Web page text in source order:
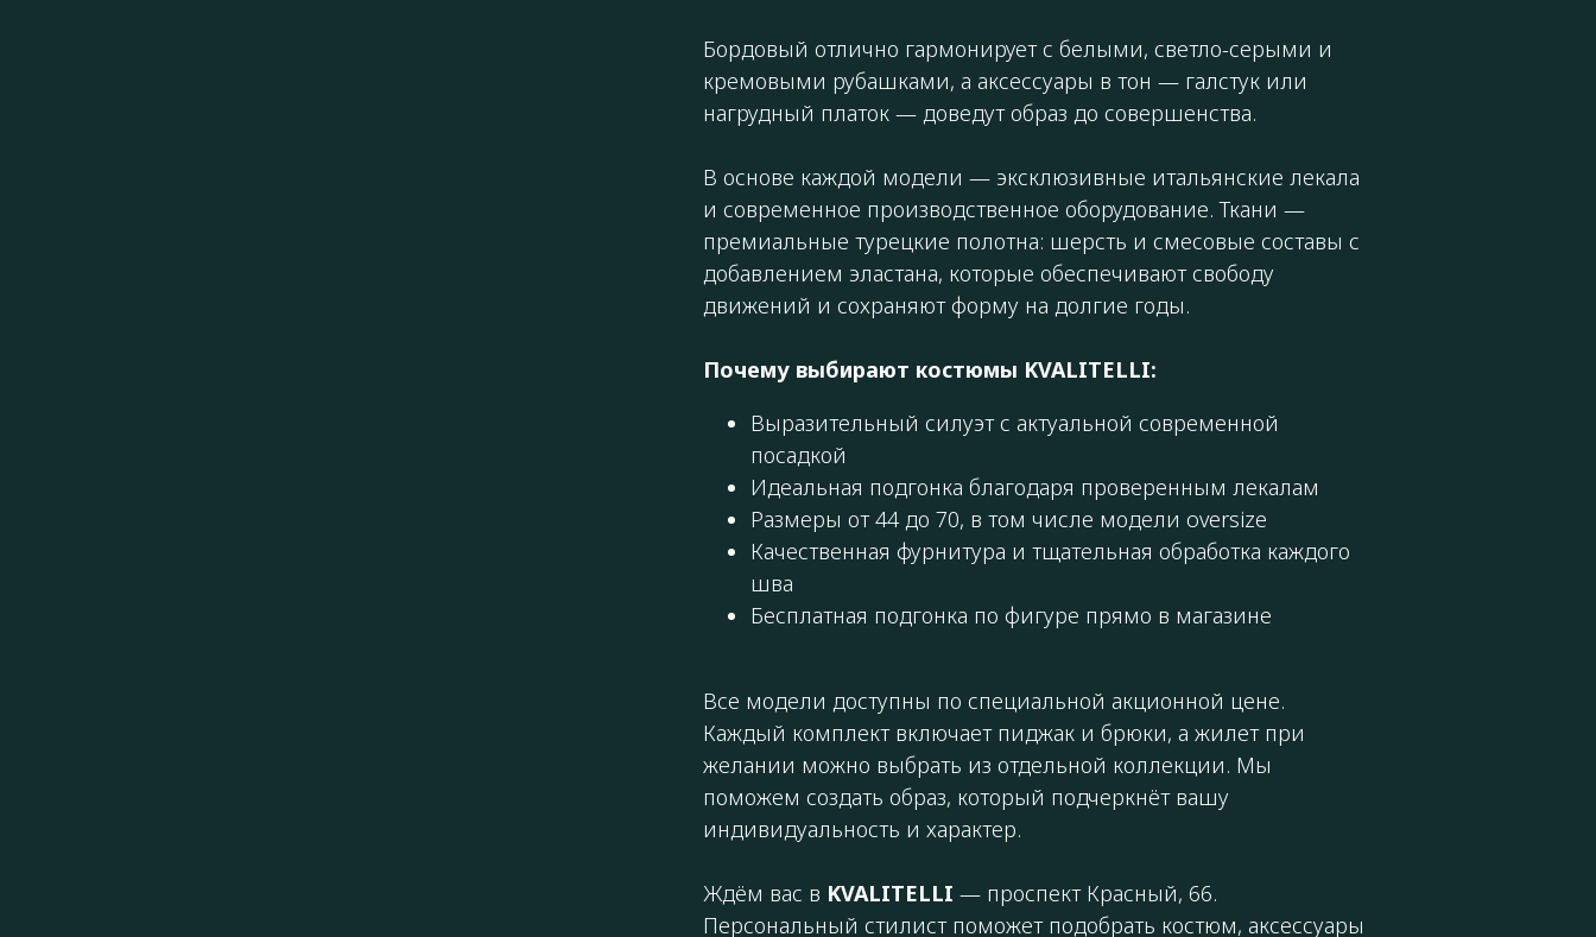
Бордовый отлично гармонирует с белыми, светло-серыми и
кремовыми рубашками, а аксессуары в тон — галстук или
нагрудный платок — доведут образ до совершенства.
В основе каждой модели — эксклюзивные итальянские лекала
и современное производственное оборудование. Ткани —
премиальные турецкие полотна: шерсть и смесовые составы с
добавлением эластана, которые обеспечивают свободу
движений и сохраняют форму на долгие годы.
Почему выбирают костюмы KVALITELLI:
Выразительный силуэт с актуальной современной
посадкой
Идеальная подгонка благодаря проверенным лекалам
Размеры от 44 до 70, в том числе модели oversize
Качественная фурнитура и тщательная обработка каждого
шва
Бесплатная подгонка по фигуре прямо в магазине
Все модели доступны по специальной акционной цене.
Каждый комплект включает пиджак и брюки, а жилет при
желании можно выбрать из отдельной коллекции. Мы
поможем создать образ, который подчеркнёт вашу
индивидуальность и характер.
Ждём вас в KVALITELLI — проспект Красный, 66.
Персональный стилист поможет подобрать костюм, аксессуары